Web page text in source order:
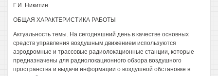
Г.И. Никитин
ОБЩАЯ ХАРАКТЕРИСТИКА РАБОТЫ
Актуальность темы. На сегодняшний день в качестве основных
средств управления воздушным движением используются
аэродромные и трассовые радиолокационные станции, которые
предназначены для радиолокационного обзора воздушного
пространства и выдачи информации о воздушной обстановке в